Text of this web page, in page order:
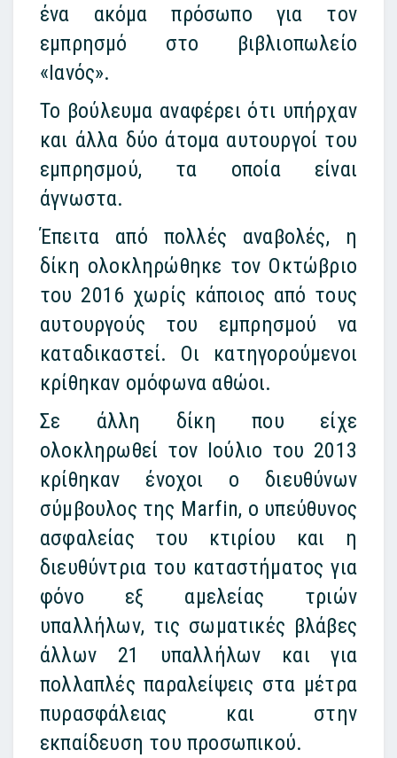
ένα ακόμα πρόσωπο για τον
εμπρησμό στο βιβλιοπωλείο
«Ιανός».
Το βούλευμα αναφέρει ότι υπήρχαν
και άλλα δύο άτομα αυτουργοί του
εμπρησμού, τα οποία είναι
άγνωστα.
Έπειτα από πολλές αναβολές, η
δίκη ολοκληρώθηκε τον Οκτώβριο
του 2016 χωρίς κάποιος από τους
αυτουργούς του εμπρησμού να
καταδικαστεί. Οι κατηγορούμενοι
κρίθηκαν ομόφωνα αθώοι.
Σε άλλη δίκη που είχε
ολοκληρωθεί τον Ιούλιο του 2013
κρίθηκαν ένοχοι ο διευθύνων
σύμβουλος της Marfin, ο υπεύθυνος
ασφαλείας του κτιρίου και η
διευθύντρια του καταστήματος για
φόνο εξ αμελείας τριών
υπαλλήλων, τις σωματικές βλάβες
άλλων 21 υπαλλήλων και για
πολλαπλές παραλείψεις στα μέτρα
πυρασφάλειας και στην
εκπαίδευση του προσωπικού.